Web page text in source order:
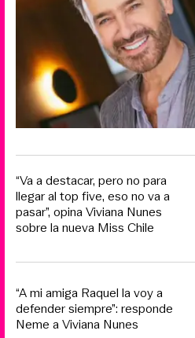
“Va a destacar, pero no para
llegar al top five, eso no va a
pasar”, opina Viviana Nunes
sobre la nueva Miss Chile
“A mi amiga Raquel la voy a
defender siempre”: responde
Neme a Viviana Nunes